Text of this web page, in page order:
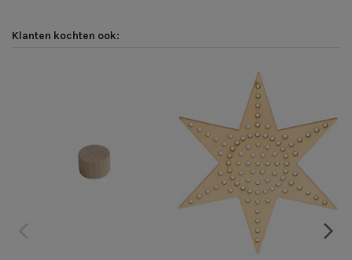
Klanten kochten ook: